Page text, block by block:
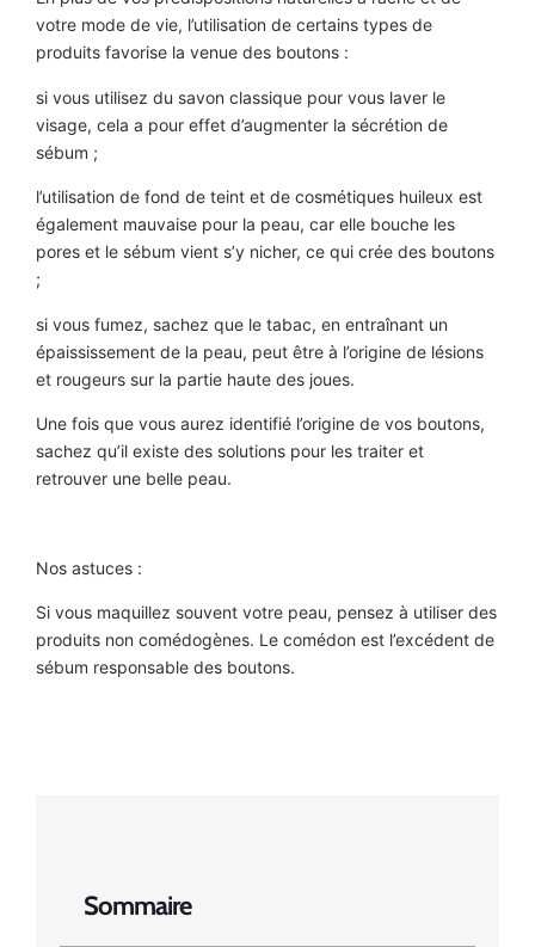
Sommaire
votre mode de vie, l’utilisation de certains types de
produits favorise la venue des boutons :
si vous utilisez du savon classique pour vous laver le
visage, cela a pour effet d’augmenter la sécrétion de
sébum ;
l’utilisation de fond de teint et de cosmétiques huileux est
également mauvaise pour la peau, car elle bouche les
pores et le sébum vient s’y nicher, ce qui crée des boutons
;
si vous fumez, sachez que le tabac, en entraînant un
épaississement de la peau, peut être à l’origine de lésions
et rougeurs sur la partie haute des joues.
Une fois que vous aurez identifié l’origine de vos boutons,
sachez qu’il existe des solutions pour les traiter et
retrouver une belle peau.
Nos astuces :
Si vous maquillez souvent votre peau, pensez à utiliser des
produits non comédogènes. Le comédon est l’excédent de
sébum responsable des boutons.